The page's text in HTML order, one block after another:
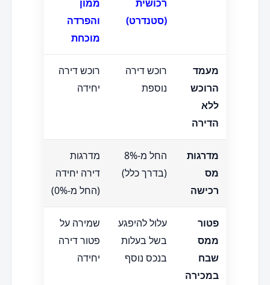
רכושית
(סטנדרט)
ממון
והפרדה
מוכחת
מעמד
הרוכש
ללא
הדירה
רוכש דירה
נוספת
רוכש דירה
יחידה
מדרגות
מס
רכישה
החל מ-8%
(בדרך כלל)
מדרגות
דירה יחידה
(החל מ-0%)
פטור
ממס
שבח
במכירה
עלול להיפגע
בשל בעלות
בנכס נוסף
שמירה על
פטור דירה
יחידה